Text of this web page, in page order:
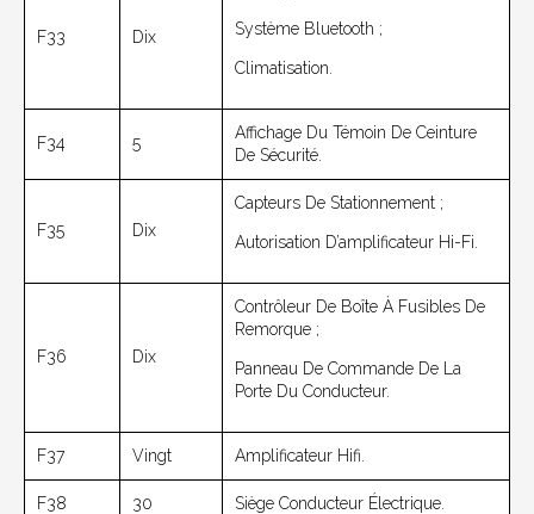
F33 Dix Système Bluetooth ;
Climatisation.
F34 5
Affichage Du Témoin De Ceinture
De Sécurité.
F35 Dix
Capteurs De Stationnement ;
Autorisation D’amplificateur Hi-Fi.
F36 Dix
Contrôleur De Boîte À Fusibles De
Remorque ;
Panneau De Commande De La
Porte Du Conducteur.
F37 Vingt Amplificateur Hifi.
F38 30 Siège Conducteur Électrique.